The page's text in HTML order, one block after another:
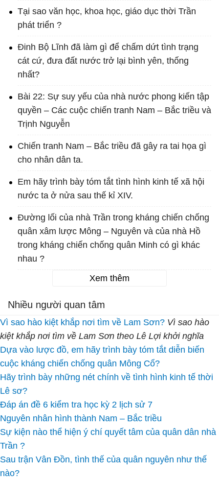
Tại sao văn học, khoa học, giáo dục thời Trần
phát triển ?
Đinh Bộ Lĩnh đã làm gì để chấm dứt tình trạng
cát cứ, đưa đất nước trở lại bình yên, thống
nhất?
Bài 22: Sự suy yếu của nhà nước phong kiến tập
quyền – Các cuộc chiến tranh Nam – Bắc triều và
Trịnh Nguyễn
Chiến tranh Nam – Bắc triều đã gây ra tai họa gì
cho nhân dân ta.
Em hãy trình bày tóm tắt tình hình kinh tế xã hội
nước ta ở nửa sau thế kỉ XIV.
Đường lối của nhà Trần trong kháng chiến chống
quân xâm lược Mông – Nguyên và của nhà Hồ
trong kháng chiến chống quân Minh có gì khác
nhau ?
Xem thêm
Nhiều người quan tâm
Vì sao hào kiệt khắp nơi tìm về Lam Sơn? Vì sao hào
kiệt khắp nơi tìm về Lam Sơn theo Lê Lợi khởi nghĩa
Dựa vào lược đồ, em hãy trình bày tóm tắt diễn biến
cuộc kháng chiến chống quân Mông Cổ?
Hãy trình bày những nét chính về tình hình kinh tế thời
Lê sơ?
Đáp án đề 6 kiểm tra học kỳ 2 lịch sử 7
Nguyên nhân hình thành Nam – Bắc triều
Sự kiện nào thể hiện ý chí quyết tâm của quân dân nhà
Trần ?
Sau trận Vân Đồn, tình thế của quân nguyên như thế
nào?